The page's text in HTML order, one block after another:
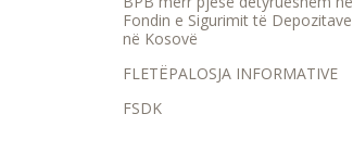
Fondin e Sigurimit të Depozitave
në Kosovë
FLETËPALOSJA INFORMATIVE
FSDK